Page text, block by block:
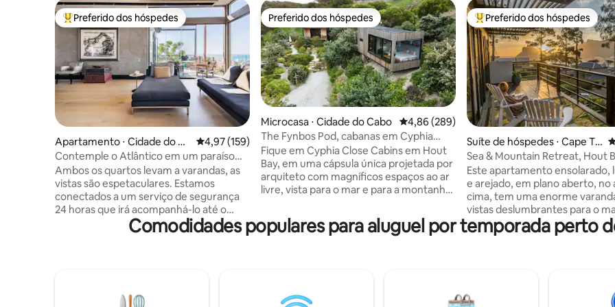
Entre os melhores preferidos dos hóspedes
Preferido dos hóspedes
Apartamento ⋅ Cidade do Ca
bo
4,97 de uma avaliação média de 5, 159 avaliações
4,97 (159)
Contemple o Atlântico em um paraíso
com paredes de vidro
Ambos os quartos levam a varandas, as
vistas são espetaculares. Estamos
conectados a um serviço de segurança
24 horas que irá acompanhá-lo até o
apartamento se você estiver chegando
tarde ou sozinho. O apartamento inteiro
entrada do apartamento) estará
Preferido dos hóspedes
Preferido dos hóspedes
Microcasa ⋅ Cidade do Cabo 4,86 de uma avaliação média de 5, 289
4,86 (289)
The Fynbos Pod, cabanas em Cyphia
Close, Hout Bay
Fique em Cyphia Close Cabins em Hout
Bay, em uma cápsula única projetada por
arquiteto com magníficos espaços ao ar
livre, vista para o mar e para a montanha,
montanhas e fynbos, enquanto ainda
está perto da cidade e do CBD Com uma
derramamento de carga Não isolado;
Entre os melhores preferidos
Preferido dos hóspedes
Suíte de hóspedes ⋅ Cape To
wn, Hout Bay
Sea & Mountain Retreat, Hout
Este apartamento ensolarado,
e arejado, em plano aberto, no
cima, tem uma enorme
vistas deslumbrantes para o
montanha. Está situado em
propriedade tranquila,
segura e monitorada 24 horas
tranquilidade. Perto de lojas, a
Comodidades populares para aluguel por temporada perto